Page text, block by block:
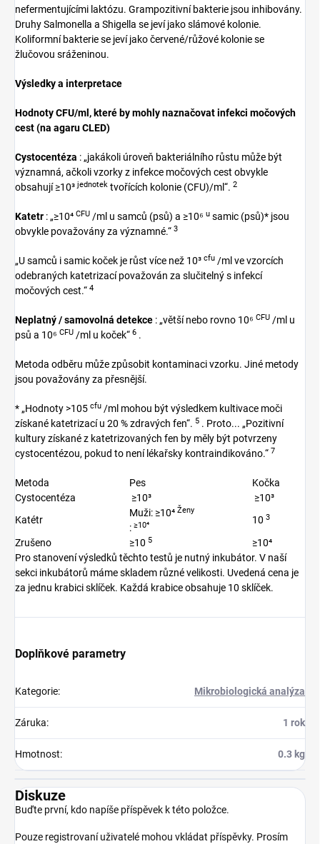
nefermentujícími laktózu. Grampozitivní bakterie jsou inhibovány.
Druhy Salmonella a Shigella se jeví jako slámové kolonie.
Koliformní bakterie se jeví jako červené/růžové kolonie se
žlučovou sráženinou.
Výsledky a interpretace
Hodnoty CFU/ml, které by mohly naznačovat infekci močových
cest (na agaru CLED)
Cystocentéza : „jakákoli úroveň bakteriálního růstu může být
významná, ačkoli vzorky z infekce močových cest obvykle
obsahují ≥10³jednotek tvořících kolonie (CFU)/ml“. 2
Katetr : „≥10⁴ CFU /ml u samců (psů) a ≥10⁶ u samic (psů)* jsou
obvykle považovány za významné.“ 3
„U samců i samic koček je růst více než 10³ cfu /ml ve vzorcích
odebraných katetrizací považován za slučitelný s infekcí
močových cest.“ 4
Neplatný / samovolná detekce : „větší nebo rovno 10⁶ CFU /ml u
psů a 10⁶ CFU /ml u koček“ 6 .
Metoda odběru může způsobit kontaminaci vzorku. Jiné metody
jsou považovány za přesnější.
* „Hodnoty >105 cfu /ml mohou být výsledkem kultivace moči
získané katetrizací u 20 % zdravých fen“. 5 . Proto... „Pozitivní
kultury získané z katetrizovaných fen by měly být potvrzeny
cystocentézou, pokud to není lékařsky kontraindikováno.“ 7
Metoda Pes
Kočka
Cystocentéza
≥10³
≥10³
Katétr
Muži: ≥10⁴ Ženy
: ≥10⁴ 10 3
Zrušeno ≥10 5
≥10⁴
Pro stanovení výsledků těchto testů je nutný inkubátor. V naší
sekci inkubátorů máme skladem různé velikosti. Uvedená cena je
za jednu krabici sklíček. Každá krabice obsahuje 10 sklíček.
Doplňkové parametry
Kategorie: Mikrobiologická analýza
Záruka: 1 rok
Hmotnost: 0.3 kg
Diskuze
Buďte první, kdo napíše příspěvek k této položce.
Pouze registrovaní uživatelé mohou vkládat příspěvky. Prosím